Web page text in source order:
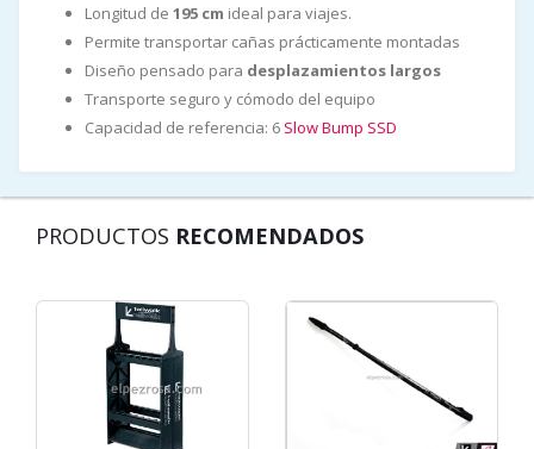
Longitud de 195 cm ideal para viajes.
Permite transportar cañas prácticamente montadas
Diseño pensado para desplazamientos largos
Transporte seguro y cómodo del equipo
Capacidad de referencia: 6 Slow Bump SSD
PRODUCTOS RECOMENDADOS